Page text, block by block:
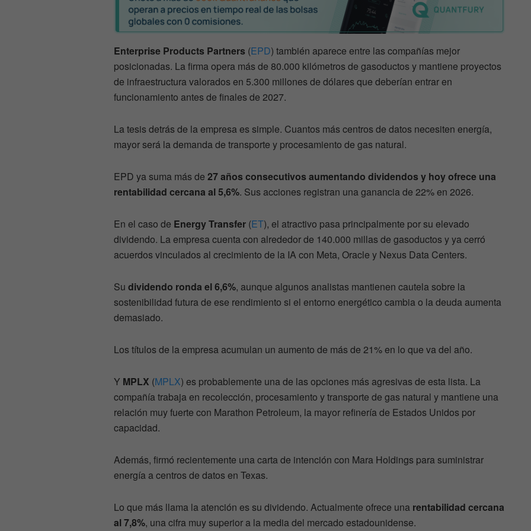
Enterprise Products Partners (EPD) también aparece entre las compañías mejor
posicionadas. La firma opera más de 80.000 kilómetros de gasoductos y mantiene proyectos
de infraestructura valorados en 5.300 millones de dólares que deberían entrar en
funcionamiento antes de finales de 2027.
La tesis detrás de la empresa es simple. Cuantos más centros de datos necesiten energía,
mayor será la demanda de transporte y procesamiento de gas natural.
EPD ya suma más de 27 años consecutivos aumentando dividendos y hoy ofrece una
rentabilidad cercana al 5,6%. Sus acciones registran una ganancia de 22% en 2026.
En el caso de Energy Transfer (ET), el atractivo pasa principalmente por su elevado
dividendo. La empresa cuenta con alrededor de 140.000 millas de gasoductos y ya cerró
acuerdos vinculados al crecimiento de la IA con Meta, Oracle y Nexus Data Centers.
Su dividendo ronda el 6,6%, aunque algunos analistas mantienen cautela sobre la
sostenibilidad futura de ese rendimiento si el entorno energético cambia o la deuda aumenta
demasiado.
Los títulos de la empresa acumulan un aumento de más de 21% en lo que va del año.
Y MPLX (MPLX) es probablemente una de las opciones más agresivas de esta lista. La
compañía trabaja en recolección, procesamiento y transporte de gas natural y mantiene una
relación muy fuerte con Marathon Petroleum, la mayor refinería de Estados Unidos por
capacidad.
Además, firmó recientemente una carta de intención con Mara Holdings para suministrar
energía a centros de datos en Texas.
Lo que más llama la atención es su dividendo. Actualmente ofrece una rentabilidad cercana
al 7,8%, una cifra muy superior a la media del mercado estadounidense.